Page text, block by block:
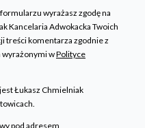
wyrażasz zgodę na
Kancelaria Adwokacka Twoich
treści komentarza zgodnie z
wyrażonymi wPolityce
Łukasz Chmielniak
pod adresem